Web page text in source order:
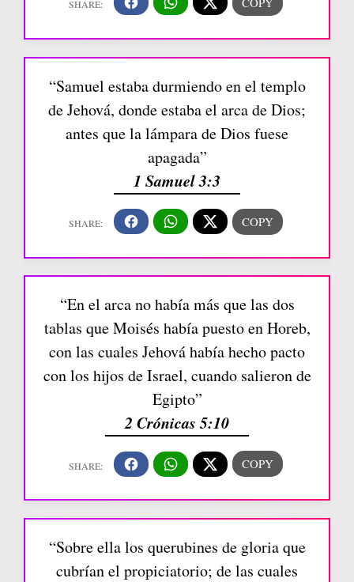
“Samuel estaba durmiendo en el templo
de Jehová, donde estaba el arca de Dios;
antes que la lámpara de Dios fuese
apagada”
1 Samuel 3:3
“En el arca no había más que las dos
tablas que Moisés había puesto en Horeb,
con las cuales Jehová había hecho pacto
con los hijos de Israel, cuando salieron de
Egipto”
2 Crónicas 5:10
“Sobre ella los querubines de gloria que
cubrían el propiciatorio; de las cuales